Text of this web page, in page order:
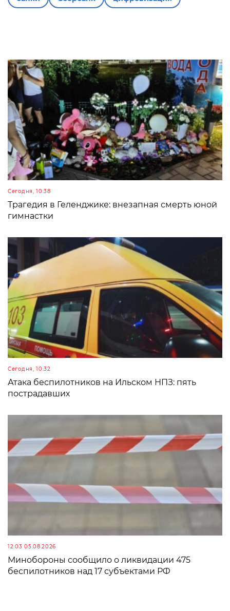
Сегодня, 10:38
Трагедия в Геленджике: внезапная смерть юной
гимнастки
Сегодня, 10:32
Атака беспилотников на Ильском НПЗ: пять
пострадавших
12:03 05.08.2026
Минобороны сообщило о ликвидации 475
беспилотников над 17 субъектами РФ